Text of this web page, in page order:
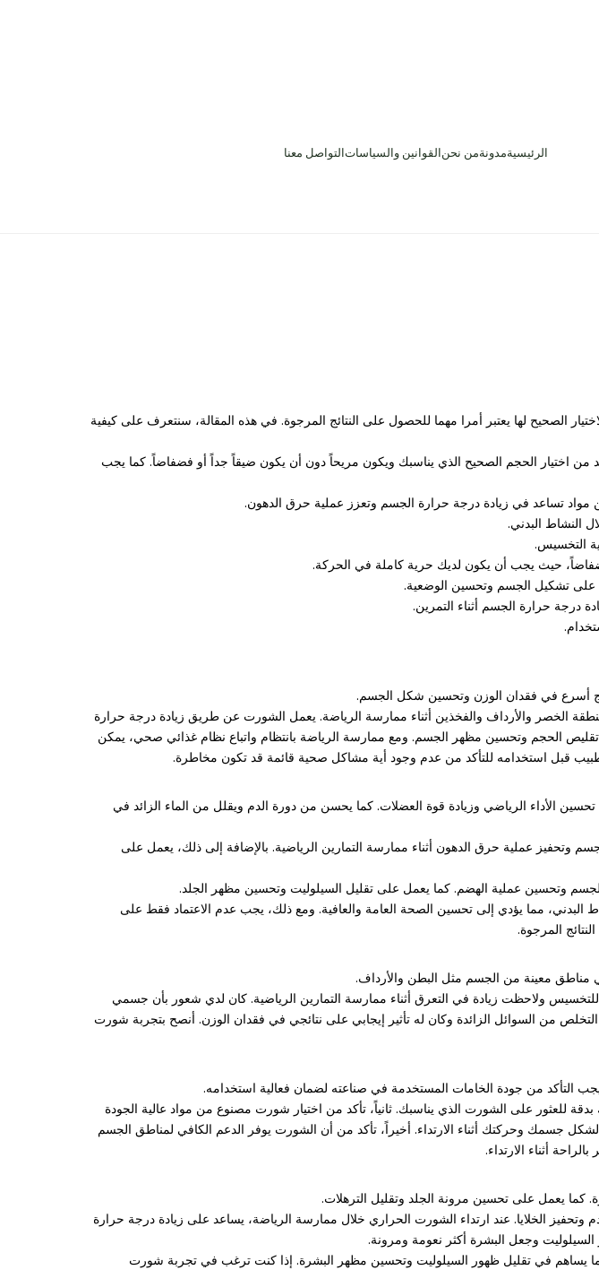
الرئيسيةمدونةمن نحنالقوانين والسياساتالتواصل معنا
الصحيح لها يعتبر أمرا مهما للحصول على النتائج المرجوة. في هذه المقالة، سنتعرف على كيفية
الحجم الصحيح الذي يناسبك ويكون مريحاً دون أن يكون ضيقاً جداً أو فضفاضاً. كما يجب
تساعد في زيادة درجة حرارة الجسم وتعزز عملية حرق الدهون.
النشاط البدني.
التخسيس.
أسرع في فقدان الوزن وتحسين شكل الجسم.
الخصر والأرداف والفخذين أثناء ممارسة الرياضة. يعمل الشورت عن طريق زيادة درجة حرارة
تقليص الحجم وتحسين مظهر الجسم. ومع ممارسة الرياضة بانتظام واتباع نظام غذائي صحي، يمكن
قبل استخدامه للتأكد من عدم وجود أية مشاكل صحية قائمة قد تكون مخاطرة.
الأداء الرياضي وزيادة قوة العضلات. كما يحسن من دورة الدم ويقلل من الماء الزائد في
وتحفيز عملية حرق الدهون أثناء ممارسة التمارين الرياضية. بالإضافة إلى ذلك، يعمل على
وتحسين عملية الهضم. كما يعمل على تقليل السيلوليت وتحسين مظهر الجلد.
مما يؤدي إلى تحسين الصحة العامة والعافية. ومع ذلك، يجب عدم الاعتماد فقط على
المرجوة.
مناطق معينة من الجسم مثل البطن والأرداف.
ولاحظت زيادة في التعرق أثناء ممارسة التمارين الرياضية. كان لدي شعور بأن جسمي
من السوائل الزائدة وكان له تأثير إيجابي على نتائجي في فقدان الوزن. أنصح بتجربة شورت
التأكد من جودة الخامات المستخدمة في صناعته لضمان فعالية استخدامه.
للعثور على الشورت الذي يناسبك. ثانياً، تأكد من اختيار شورت مصنوع من مواد عالية الجودة
جسمك وحركتك أثناء الارتداء. أخيراً، تأكد من أن الشورت يوفر الدعم الكافي لمناطق الجسم
أثناء الارتداء.
يعمل على تحسين مرونة الجلد وتقليل الترهلات.
الخلايا. عند ارتداء الشورت الحراري خلال ممارسة الرياضة، يساعد على زيادة درجة حرارة
وجعل البشرة أكثر نعومة ومرونة.
في تقليل ظهور السيلوليت وتحسين مظهر البشرة. إذا كنت ترغب في تجربة شورت